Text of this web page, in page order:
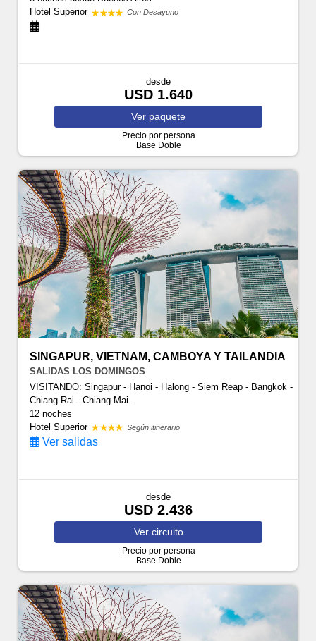
Hotel Superior
Con Desayuno
desde
USD 1.640
Ver paquete
Precio por persona
Base Doble
SINGAPUR, VIETNAM, CAMBOYA Y TAILANDIA
SALIDAS LOS DOMINGOS
VISITANDO: Singapur - Hanoi - Halong - Siem Reap - Bangkok -
Chiang Rai - Chiang Mai.
12 noches
Hotel Superior
Según itinerario
Ver salidas
desde
USD 2.436
Ver circuito
Precio por persona
Base Doble